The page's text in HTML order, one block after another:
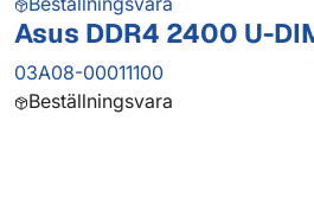
Asus DDR4 2400 U-
03A08-00011100
Beställningsvara